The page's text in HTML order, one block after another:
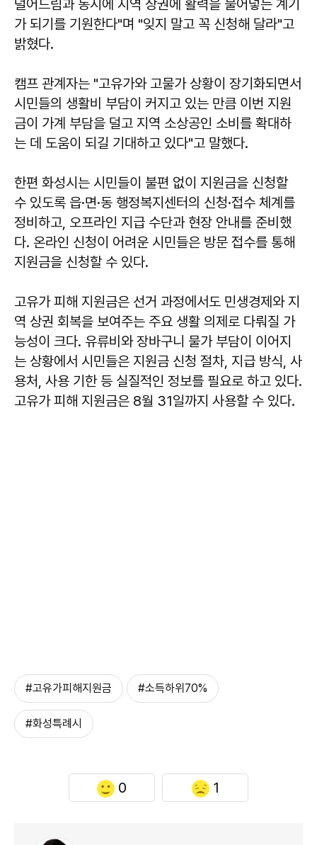
덜어드림과 동시에 지역 상권에 활력을 불어넣는 계기
가 되기를 기원한다"며 "잊지 말고 꼭 신청해 달라"고
밝혔다.
캠프 관계자는 "고유가와 고물가 상황이 장기화되면서
시민들의 생활비 부담이 커지고 있는 만큼 이번 지원
금이 가계 부담을 덜고 지역 소상공인 소비를 확대하
는 데 도움이 되길 기대하고 있다"고 말했다.
한편 화성시는 시민들이 불편 없이 지원금을 신청할
수 있도록 읍·면·동 행정복지센터의 신청·접수 체계를
정비하고, 오프라인 지급 수단과 현장 안내를 준비했
다. 온라인 신청이 어려운 시민들은 방문 접수를 통해
지원금을 신청할 수 있다.
고유가 피해 지원금은 선거 과정에서도 민생경제와 지
역 상권 회복을 보여주는 주요 생활 의제로 다뤄질 가
능성이 크다. 유류비와 장바구니 물가 부담이 이어지
는 상황에서 시민들은 지원금 신청 절차, 지급 방식, 사
용처, 사용 기한 등 실질적인 정보를 필요로 하고 있다.
고유가 피해 지원금은 8월 31일까지 사용할 수 있다.
#고유가피해지원금 #소득하위70%
#화성특례시
0 1